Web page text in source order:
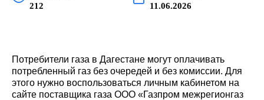
212 11.06.2026
Потребители газа в Дагестане могут оплачивать
потребленный газ без очередей и без комиссии. Для
этого нужно воспользоваться личным кабинетом на
сайте поставщика газа ООО «Газпром межрегионгаз